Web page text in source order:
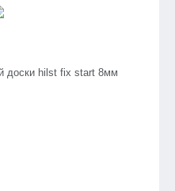
доски hilst fix start 8мм